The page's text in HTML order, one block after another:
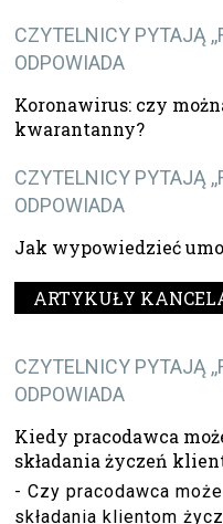
CZYTELNICY PYTAJĄ
ODPOWIADA
Koronawirus: czy
kwarantanny?
CZYTELNICY PYTAJĄ
ODPOWIADA
Jak wypowiedzieć
ARTYKUŁY
CZYTELNICY PYTAJĄ
ODPOWIADA
Kiedy pracodawca
składania życzeń
- Czy pracodawca
składania klientom